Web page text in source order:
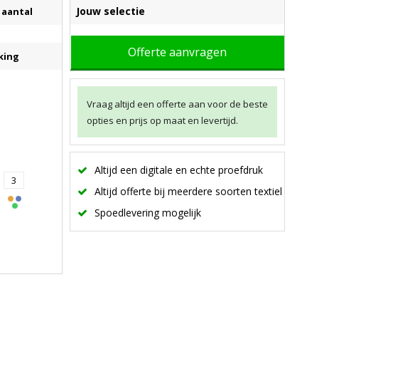
aantal
3
Jouw selectie
Offerte aanvragen
Vraag altijd een offerte aan voor de beste
opties en prijs op maat en levertijd.
Altijd een digitale en echte proefdruk
Altijd offerte bij meerdere soorten textiel
Spoedlevering mogelijk